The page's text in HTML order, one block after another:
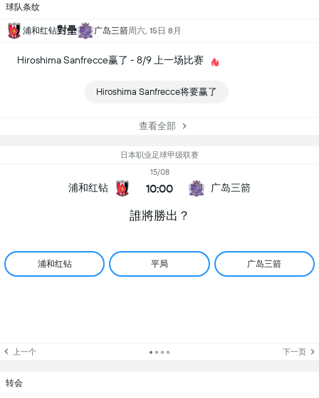
球队条纹
浦和红钻對壘 广岛三箭周六, 15日 8月
Hiroshima Sanfrecce赢了 - 8/9 上一场比赛
Hiroshima Sanfrecce将要赢了
查看全部
日本职业足球甲级联赛
浦和红钻
15/08
10:00 广岛三箭
誰將勝出？
浦和红钻 平局 广岛三箭
上一个 下一页
转会